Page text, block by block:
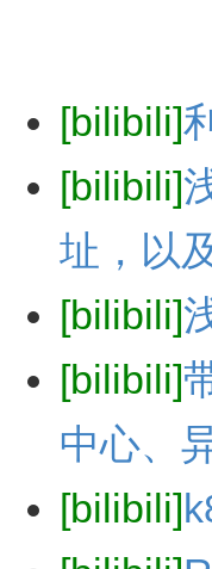
[bilibili]
[bilibili]
址，以
[bilibili]
[bilibili]
中心、
[bilibili]